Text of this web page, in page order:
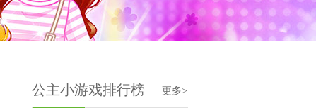
公主小游戏排行榜 更多>